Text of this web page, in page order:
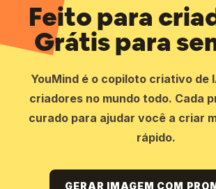
Feito para
Grátis para
YouMind é o copiloto criativo de
criadores no mundo todo. Cada
curado para ajudar você a criar
rápido.
GERAR IMAGEM COM